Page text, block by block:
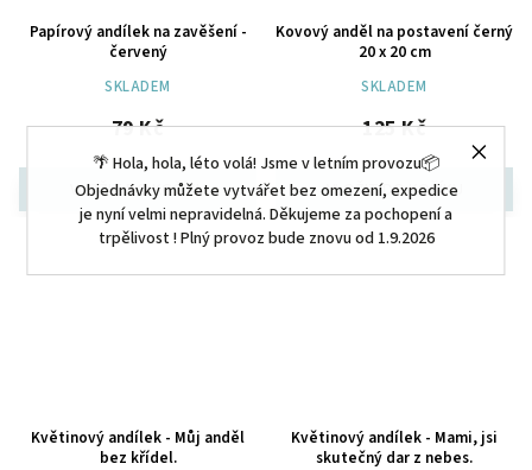
🌴 Hola, hola, léto volá! Jsme v letním provozu📦
Objednávky můžete vytvářet bez omezení, expedice
je nyní velmi nepravidelná. Děkujeme za pochopení a
trpělivost ! Plný provoz bude znovu od 1.9.2026
Papírový andílek na zavěšení -
červený
SKLADEM
79 Kč
Kovový anděl na postavení černý
20 x 20 cm
SKLADEM
125 Kč
Květinový andílek - Můj anděl
bez křídel.
Květinový andílek - Mami, jsi
skutečný dar z nebes.